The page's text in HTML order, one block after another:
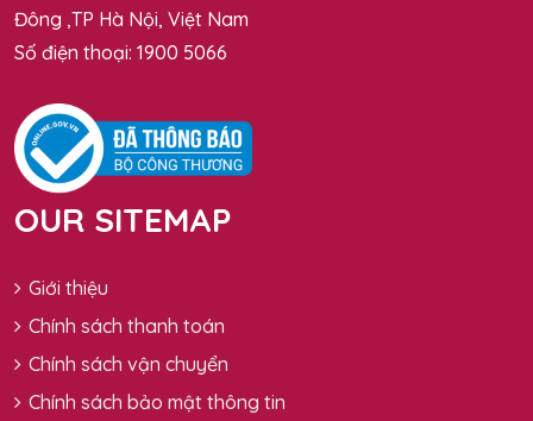
Đông ,TP Hà Nội, Việt Nam
Số điện thoại: 1900 5066
OUR SITEMAP
Giới thiệu
Chính sách thanh toán
Chính sách vận chuyển
Chính sách bảo mật thông tin